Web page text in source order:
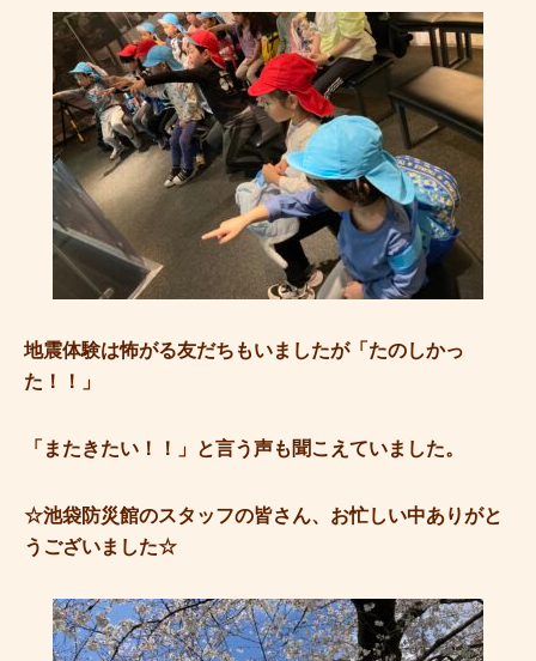
地震体験は怖がる友だちもいましたが「たのしかっ
た！！」
「またきたい！！」と言う声も聞こえていました。
☆池袋防災館のスタッフの皆さん、お忙しい中ありがと
うございました☆